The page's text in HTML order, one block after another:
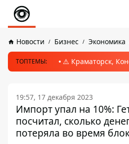
Новости Бизнес Экономика
ТОПТЕМЫ: ⚠️ Краматорск,
19:57, 17 декабря 2023
Импорт упал на 10%:
посчитал, сколько
потеряла во время